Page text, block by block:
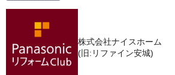
株式会社ナイスホーム
(旧:リファイン安城)